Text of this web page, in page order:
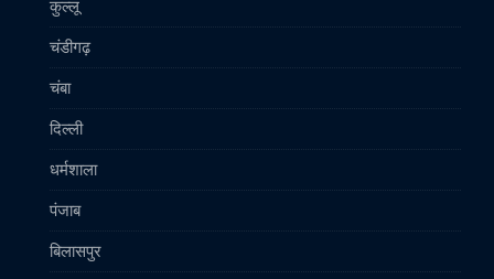
कुल्लू
चंडीगढ़
चंबा
दिल्ली
धर्मशाला
पंजाब
बिलासपुर